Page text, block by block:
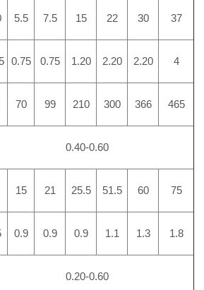
5.5 7.5 15 22 30 37
0.75 0.75 1.20 2.20 2.20 4
70 99 210 300 366 465
0.40-0.60
15 21 25.5 51.5 60 75
0.9 0.9 0.9 1.1 1.3 1.8
0.20-0.60